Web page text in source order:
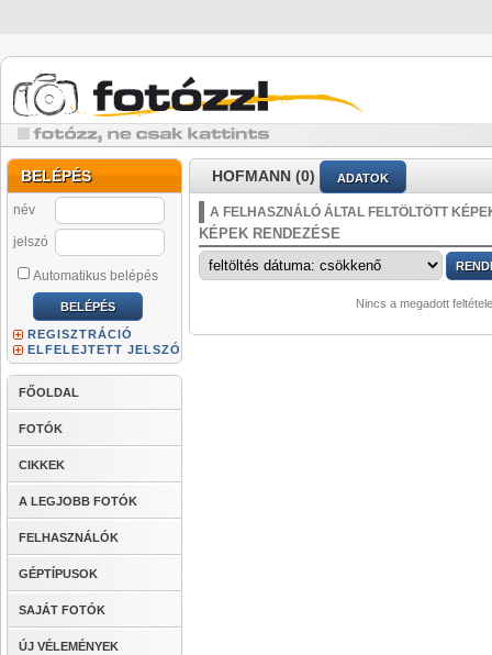
BELÉPÉS
név
jelszó
Automatikus belépés
REGISZTRÁCIÓ
ELFELEJTETT JELSZÓ
FŐOLDAL
FOTÓK
CIKKEK
A LEGJOBB FOTÓK
FELHASZNÁLÓK
GÉPTÍPUSOK
SAJÁT FOTÓK
ÚJ VÉLEMÉNYEK
HOFMANN (0) ADATOK
A FELHASZNÁLÓ ÁLTAL FELTÖLTÖTT
KÉPEK RENDEZÉSE
Nincs a megadott